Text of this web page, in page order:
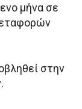
μήνα σε
στην